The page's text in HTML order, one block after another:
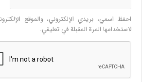
احفظ اسمي، بريدي الإلكتروني، والموقع
لاستخدامها المرة المقبلة في تعليقي.